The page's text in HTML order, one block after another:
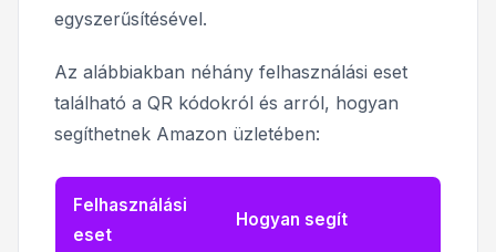
egyszerűsítésével.
Az alábbiakban néhány felhasználási eset
található a QR kódokról és arról, hogyan
segíthetnek Amazon üzletében:
Felhasználási
eset
Hogyan segít